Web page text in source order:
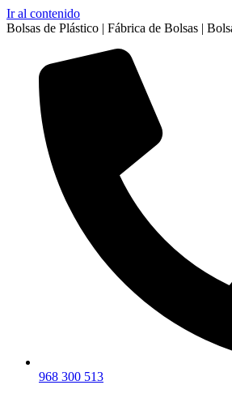
Ir al contenido
Bolsas de Plástico | Fábrica de Bolsas |
968 300 513